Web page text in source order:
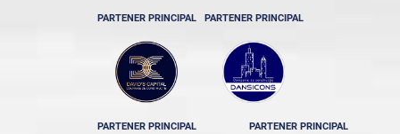
PARTENER PRINCIPAL PARTENER PRINCIPAL
PARTENER PRINCIPAL PARTENER PRINCIPAL